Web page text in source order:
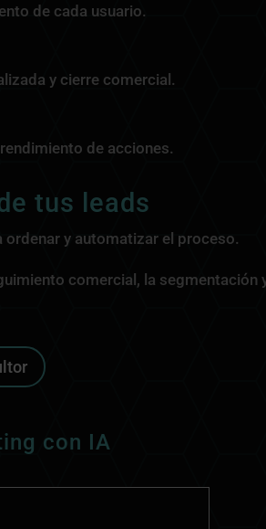
de cada usuario.
y cierre comercial.
de acciones.
tus leads
y automatizar el proceso.
comercial, la segmentación
con IA